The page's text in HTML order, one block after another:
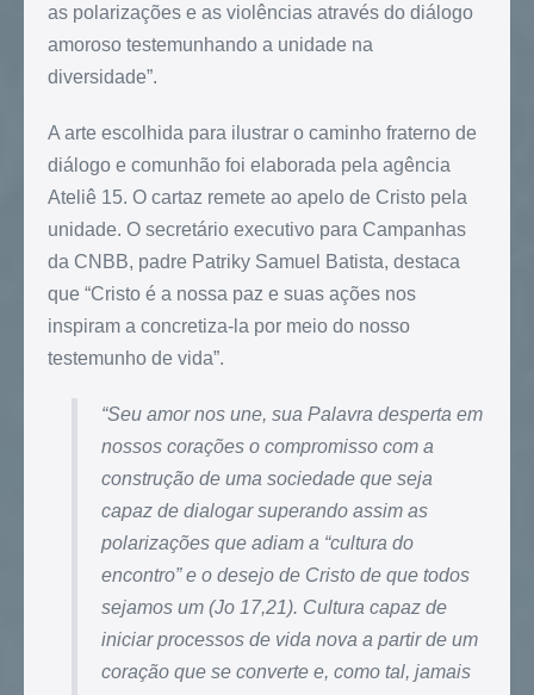
as polarizações e as violências através do diálogo
amoroso testemunhando a unidade na
diversidade”.
A arte escolhida para ilustrar o caminho fraterno de
diálogo e comunhão foi elaborada pela agência
Ateliê 15. O cartaz remete ao apelo de Cristo pela
unidade. O secretário executivo para Campanhas
da CNBB, padre Patriky Samuel Batista, destaca
que “Cristo é a nossa paz e suas ações nos
inspiram a concretiza-la por meio do nosso
testemunho de vida”.
“Seu amor nos une, sua Palavra desperta em
nossos corações o compromisso com a
construção de uma sociedade que seja
capaz de dialogar superando assim as
polarizações que adiam a “cultura do
encontro” e o desejo de Cristo de que todos
sejamos um (Jo 17,21). Cultura capaz de
iniciar processos de vida nova a partir de um
coração que se converte e, como tal, jamais